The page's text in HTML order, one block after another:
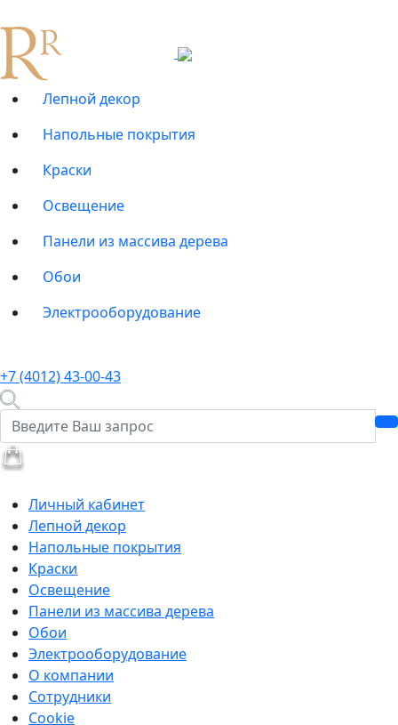
Лепной декор
Напольные покрытия
Краски
Освещение
Панели из массива дерева
Обои
Электрооборудование
+7 (4012) 43-00-43
Личный кабинет
Лепной декор
Напольные покрытия
Краски
Освещение
Панели из массива дерева
Обои
Электрооборудование
О компании
Сотрудники
Cookie